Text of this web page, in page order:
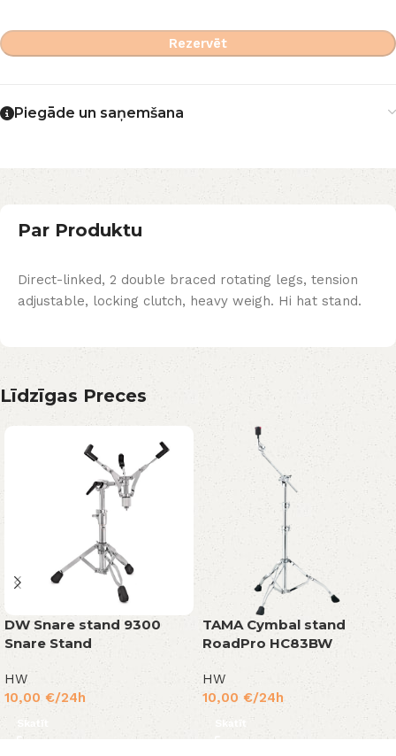
Rezervēt
Piegāde un saņemšana
Par Produktu
Direct-linked, 2 double braced rotating legs, tension
adjustable, locking clutch, heavy weigh. Hi hat stand.
Līdzīgas Preces
DW Snare stand 9300
Snare Stand
HW
10,00 €/24h
Skatīt
TAMA Cymbal stand
RoadPro HC83BW
HW
10,00 €/24h
Skatīt